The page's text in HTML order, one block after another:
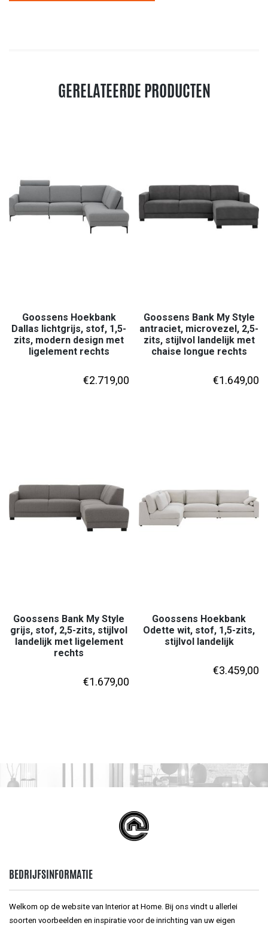
GERELATEERDE PRODUCTEN
Goossens Hoekbank
Dallas lichtgrijs, stof, 1,5-
zits, modern design met
ligelement rechts
€2.719,00
Goossens Bank My Style
antraciet, microvezel, 2,5-
zits, stijlvol landelijk met
chaise longue rechts
€1.649,00
Goossens Bank My Style
grijs, stof, 2,5-zits, stijlvol
landelijk met ligelement
rechts
€1.679,00
Goossens Hoekbank
Odette wit, stof, 1,5-zits,
stijlvol landelijk
€3.459,00
BEDRIJFSINFORMATIE
Welkom op de website van Interior at Home. Bij ons vindt u allerlei
soorten voorbeelden en inspiratie voor de inrichting van uw eigen